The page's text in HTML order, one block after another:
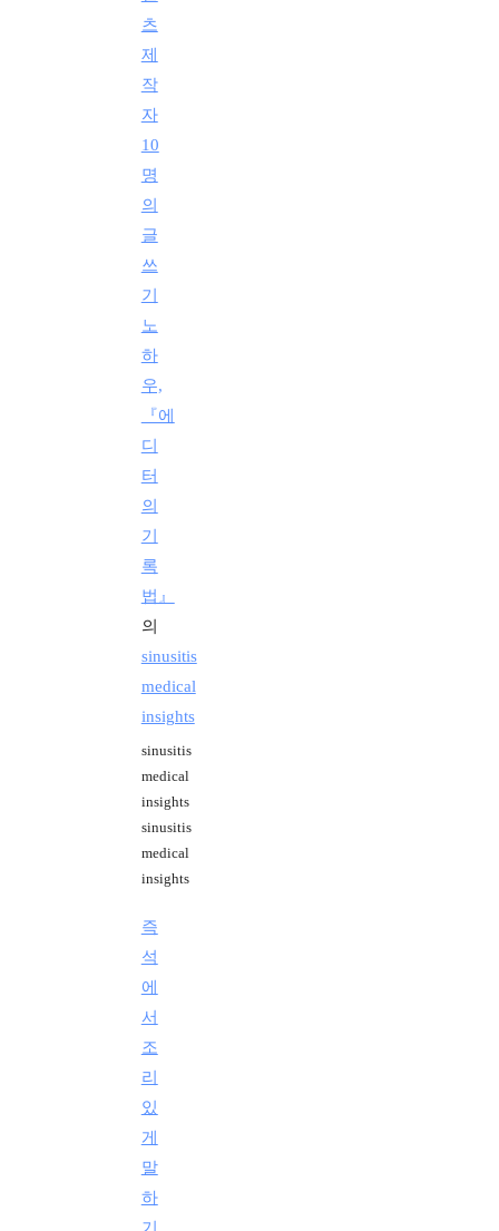
츠
제
작
자
10
명
의
글
쓰
기
노
하
우,
『에
디
터
의
기
록
법』
의
sinusitis
medical
insights
sinusitis
medical
insights
sinusitis
medical
insights
즉
석
에
서
조
리
있
게
말
하
기